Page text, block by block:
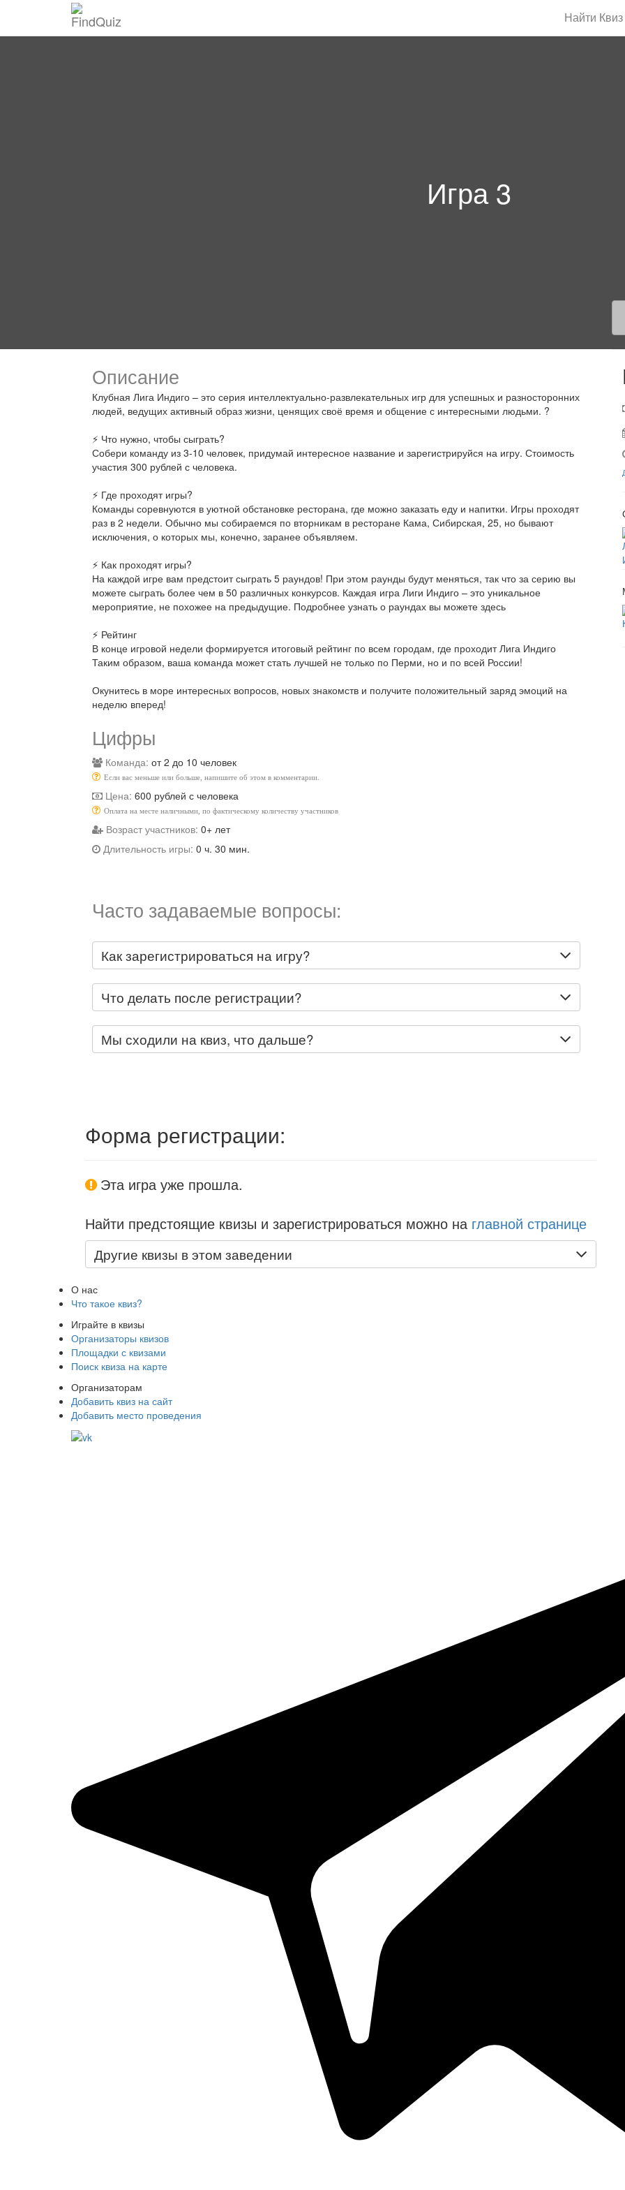
Найти Квиз
Игра 3
Описание
Клубная Лига Индиго – это серия интеллектуально-развлекательных игр для успешных и разносторонних
людей, ведущих активный образ жизни, ценящих своё время и общение с интересными людьми. ?
⚡ Что нужно, чтобы сыграть?
Собери команду из 3-10 человек, придумай интересное название и зарегистрируйся на игру. Стоимость
участия 300 рублей с человека.
⚡ Где проходят игры?
Команды соревнуются в уютной обстановке ресторана, где можно заказать еду и напитки. Игры проходят
раз в 2 недели. Обычно мы собираемся по вторникам в ресторане Кама, Сибирская, 25, но бывают
исключения, о которых мы, конечно, заранее объявляем.
⚡ Как проходят игры?
На каждой игре вам предстоит сыграть 5 раундов! При этом раунды будут меняться, так что за серию вы
можете сыграть более чем в 50 различных конкурсов. Каждая игра Лиги Индиго – это уникальное
мероприятие, не похожее на предыдущие. Подробнее узнать о раундах вы можете здесь
⚡ Рейтинг
В конце игровой недели формируется итоговый рейтинг по всем городам, где проходит Лига Индиго
Таким образом, ваша команда может стать лучшей не только по Перми, но и по всей России!
Окунитесь в море интересных вопросов, новых знакомств и получите положительный заряд эмоций на
неделю вперед!
Цифры
Команда: от 2 до 10 человек
Если вас меньше или больше, напишите об этом в комментарии.
Цена: 600 рублей с человека
Оплата на месте наличными, по фактическому количеству участников
Возраст участников: 0+ лет
Длительность игры: 0 ч. 30 мин.
Часто задаваемые вопросы:
Как зарегистрироваться на игру?
Что делать после регистрации?
Мы сходили на квиз, что дальше?
Форма регистрации:
Эта игра уже прошла.
Найти предстоящие квизы и зарегистрироваться можно на главной странице
Другие квизы в этом заведении
О нас
Что такое квиз?
Играйте в квизы
Организаторы квизов
Площадки с квизами
Поиск квиза на карте
Организаторам
Добавить квиз на сайт
Добавить место проведения